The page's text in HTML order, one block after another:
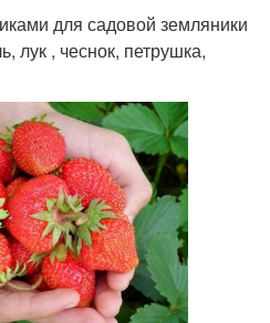
для садовой земляники
лук , чеснок, петрушка,